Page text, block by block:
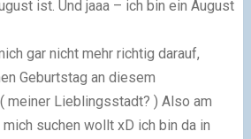
ist. Und jaaa – ich bin ein August
gar nicht mehr richtig darauf,
Geburtstag an diesem
meiner Lieblingsstadt? ) Also am
suchen wollt xD ich bin da in